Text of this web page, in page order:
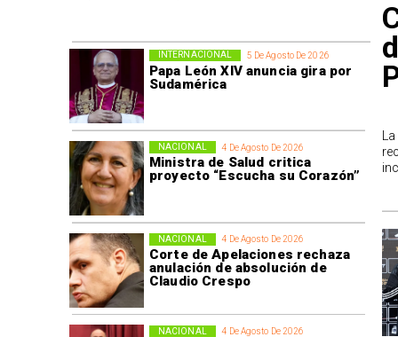
5 De Agosto De 2026
Papa León XIV anuncia gira por
Sudamérica
INTERNACIONAL
4 De Agosto De 2026
Ministra de Salud critica
proyecto “Escucha su Corazón”
NACIONAL
4 De Agosto De 2026
Corte de Apelaciones rechaza
anulación de absolución de
Claudio Crespo
NACIONAL
4 De Agosto De 2026
NACIONAL